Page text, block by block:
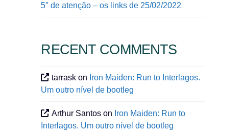
5″ de atenção – os links de 25/02/2022
RECENT COMMENTS
tarrask on Iron Maiden: Run to Interlagos.
Um outro nível de bootleg
Arthur Santos on Iron Maiden: Run to
Interlagos. Um outro nível de bootleg